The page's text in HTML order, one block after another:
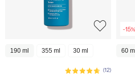
190 ml 355 ml 30 ml
(12)
-15%
60